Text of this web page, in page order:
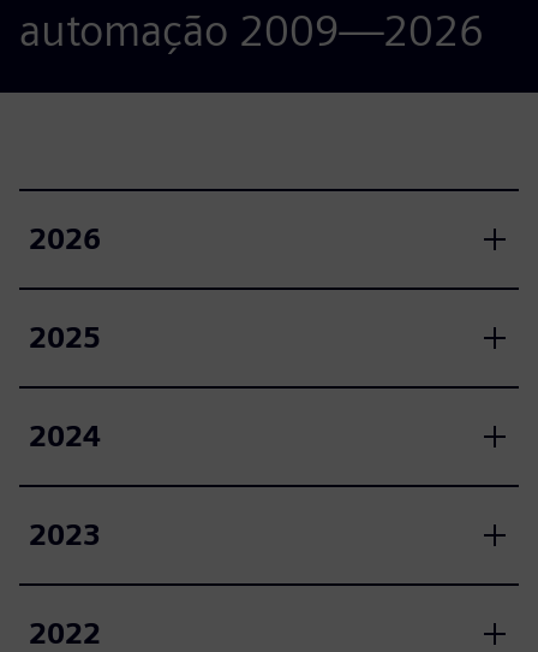
automação 2009—2026
2026
2025
2024
2023
2022